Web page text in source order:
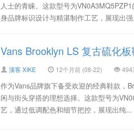
人士的青睐。这款型号为
身品牌标识设计与精湛制作工艺，展现出
Vans Brooklyn LS 复古硫化
溪客 XIKE 12个月前 (08-22) 494
作为Vans品牌旗下备受欢迎的经典鞋款，
闲与街头穿搭的理想选择。这款型号为
艺，通过低调配色和细节把控，展现出纯...